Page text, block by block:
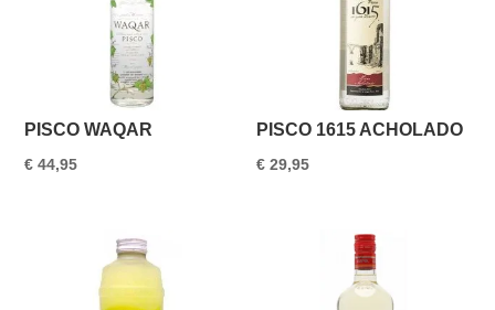
PISCO WAQAR
€ 44,95
PISCO 1615 ACHOLADO
€ 29,95